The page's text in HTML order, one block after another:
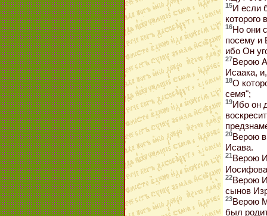
15И если
16Но они
посему и
ибо Он
27Верою
Исаака,
18О
семя";
19Ибо он
20Верою
Исава.
21Верою
22Верою
сынов
23Верою
был